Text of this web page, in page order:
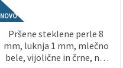
NOVO
Pršene steklene perle 8
mm, luknja 1 mm, mlečno
bele, vijolične in črne, niz